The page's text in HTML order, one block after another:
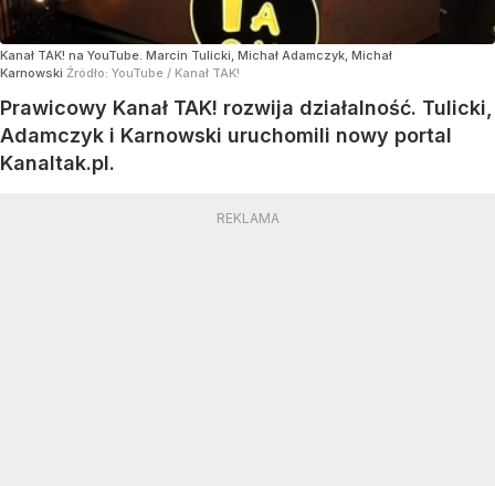
Kanał TAK! na YouTube. Marcin Tulicki, Michał Adamczyk, Michał
Karnowski Źródło: YouTube / Kanał TAK!
Prawicowy Kanał TAK! rozwija działalność. Tulicki,
Adamczyk i Karnowski uruchomili nowy portal
Kanaltak.pl.